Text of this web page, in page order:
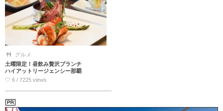
グルメ
土曜限定！昼飲み贅沢ブランチ
ハイアットリージェンシー那覇
♡ 6 / 7225 views